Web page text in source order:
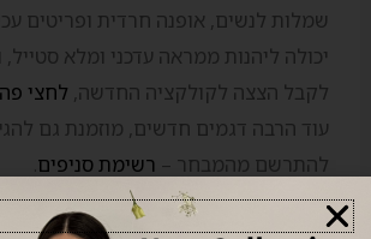
שמלות לנשים, אופנה חרדית ופריטים
יכולה ליהנות ממראה עדכני ומלא
לקבל הצצה לקולקציה החדשה, לחצי פה
עוד הרבה דגמים חדשים, מוזמנת גם
להתרשם מהמבחר – רשימת סניפים.